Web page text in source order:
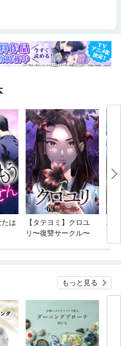
裏ハニカムステッチのダーニ
グTechniqueタンバリンステ
を通すと落ち着くワンピース母
きいあて布Technique小さい
股下部分へのあて布あ
ステッチのダーニングTechniq
袋お繕いの時の糸選びに悩む
スダーニングでお揃いを楽し
のダーニングTechnique三角
Techniqueペロ形の平行移動
継いだ手編みのバッグ年月が
部分への平行移動ハニカムス
平行移動ハニカムステッチの
セーター穴があいても捨てら
いる特別なニット虫食い穴が
ェケット再び蘇らせたい着古
カー10年寄り添ったメリノウ
ハニカムステッチのダーニン
クニック
たは
【タテヨミ】クロユ
リ〜復讐サークル〜
バ
今
もっと見る